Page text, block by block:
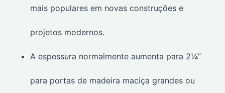
mais populares em novas construções e
projetos modernos.
A espessura normalmente aumenta para 2¼”
para portas de madeira maciça grandes ou